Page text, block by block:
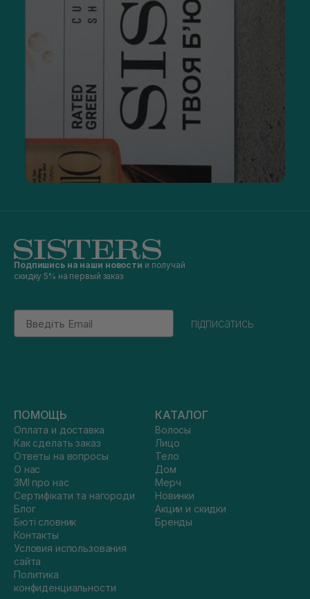
Подпишись на наши новости и получай
скидку 5% на первый заказ
Email
підписатись
ПОМОЩЬ
Оплата и доставка
Как сделать заказ
Ответы на вопросы
О нас
ЗМІ про нас
Сертифікати та нагороди
Блог
Бюті словник
Контакты
Условия использования
сайта
Политика
конфиденциальности
КАТАЛОГ
Волосы
Лицо
Тело
Дом
Мерч
Новинки
Акции и скидки
Бренды